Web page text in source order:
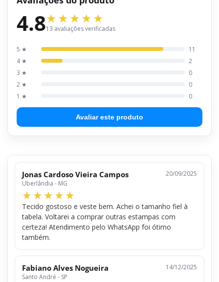
4.813 avaliações verificadas
5 ★
11
4 ★
2
3 ★
0
2 ★
0
1 ★
0
Avaliar este produto
Jonas Cardoso Vieira Campos
Uberlândia - MG
20/09/2025
Tecido gostoso e veste bem. Achei o tamanho fiel à
tabela. Voltarei a comprar outras estampas com
certeza! Atendimento pelo WhatsApp foi ótimo
também.
Fabiano Alves Nogueira
Santo André - SP
14/12/2025